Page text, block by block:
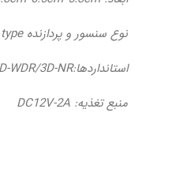
نوع سنسور و پردازنده DSP MX530MI: PCB type
استانداردها:BLC/HLC/AGC/AWB/D-WDR/3D-NR
منبع تغذیه: DC12V-2A